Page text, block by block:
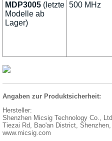
MDP3005 (letzte
Modelle ab
Lager)
500 MHz
Angaben zur Produktsicherheit:
Hersteller:
Shenzhen Micsig Technology Co.,
Tiezai Rd, Bao'an District, Shenzhen,
www.micsig.com